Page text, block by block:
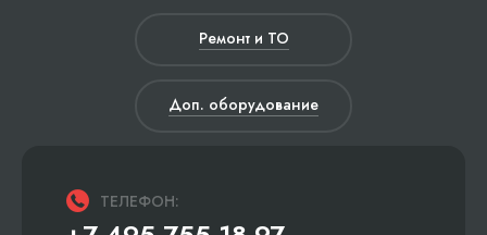
Ремонт и ТО
Доп. оборудование
ТЕЛЕФОН: